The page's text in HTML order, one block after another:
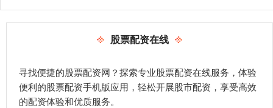
股票配资在线
寻找便捷的股票配资网？探索专业股票配资在线服务，体验
便利的股票配资手机版应用，轻松开展股市配资，享受高效
的配资体验和优质服务。